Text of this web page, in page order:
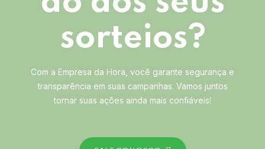
sorteios?
Com a Empresa da Hora, você garante segurança e
transparência em suas campanhas. Vamos juntos
tornar suas ações ainda mais confiáveis!